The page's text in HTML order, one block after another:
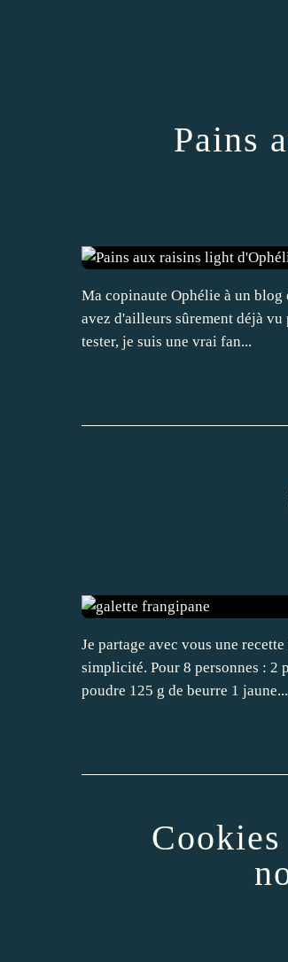
Pains
Ma copinaute Ophélie à un blog
avez d'ailleurs sûrement déjà
tester, je suis une vrai fan...
Je partage avec vous une
simplicité. Pour 8 personnes : 2
poudre 125 g de beurre 1 jaune...